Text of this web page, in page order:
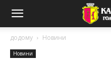
додому Новини
Новини